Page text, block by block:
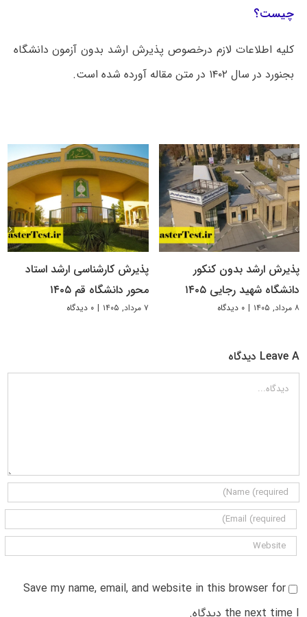
چیست؟
کلیه اطلاعات لازم درخصوص پذیرش ارشد بدون آزمون دانشگاه
بجنورد در سال ۱۴۰۲ در متن مقاله آورده شده است.
پذیرش ارشد بدون کنکور
دانشگاه شهید رجایی ۱۴۰۵
۸ مرداد, ۱۴۰۵ | ۰ دیدگاه
پذیرش کارشناسی ارشد استاد
محور دانشگاه قم ۱۴۰۵
۷ مرداد, ۱۴۰۵ | ۰ دیدگاه
Leave A دیدگاه
دیدگاه
Save my name, email, and website in this browser for
the next time I دیدگاه.